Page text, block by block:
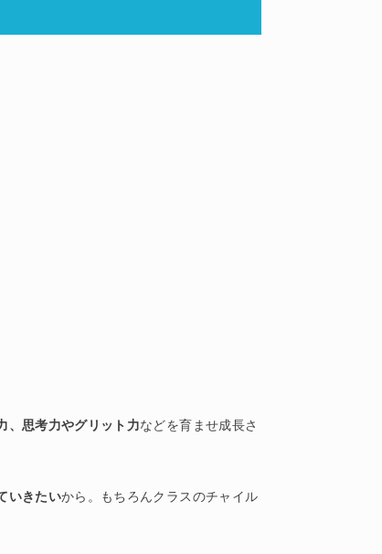
、思考力やグリット力などを育ませ成長さ
いきたいから。もちろんクラスのチャイル